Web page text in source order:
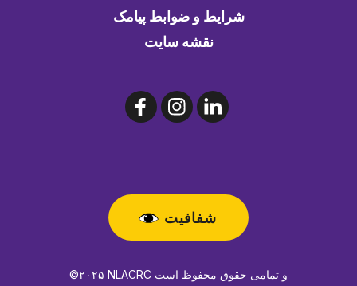
شرایط و ضوابط پیامک
نقشه سایت
شفافیت
©۲۰۲۵ NLACRC و تمامی حقوق محفوظ است